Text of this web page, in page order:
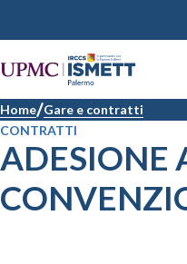
Home Gare e contratti
CONTRATTI
ADESIONE